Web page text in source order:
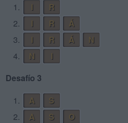
1.
R
2.
R
Á
3.
R Á
N
4.
N
Desafío 3
1.
A
S
2.
A S
O